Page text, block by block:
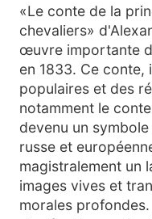
«Le conte de la
chevaliers»
œuvre importante
en 1833. Ce
populaires et des
notamment le
devenu un
russe et
magistralement un
images vives et
morales